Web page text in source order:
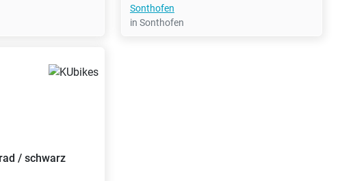
Sonthofen
in Sonthofen
/ schwarz